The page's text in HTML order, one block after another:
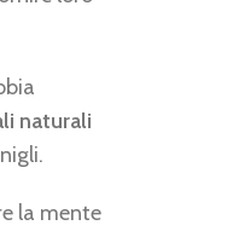
naturali
la mente